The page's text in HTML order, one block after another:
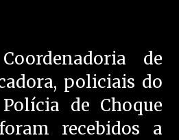
de
policiais do
de Choque
recebidos a